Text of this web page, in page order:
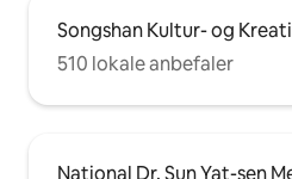
Songshan Kultur- og
510 lokale anbefaler
National Dr. Sun Yat-sen